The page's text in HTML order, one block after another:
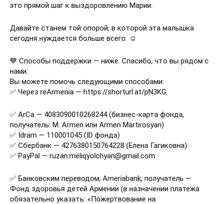
это прямой шаг к выздоровлению Марии.
Давайте станем той опорой, в которой эта малышка
сегодня нуждается больше всего. ☺
💙 Способы поддержки — ниже. Спасибо, что вы рядом с
нами.
Вы можете помочь следующими способами:
✅ Через reArmenia — https://shorturl.at/pN3KG
✅ ArCa — 4083090010268244 (бизнес-карта фонда,
получатель: M. Armen или Armen Martirosyan)
✅ Idram — 110001045 (ID фонда)
✅ Сбербанк — 4276380150764228 (Елена Гагиковна)
✅ PayPal — ruzan.meliqyolchyan@gmail.com
✅ Банковским переводом, Ameriabank, получатель —
Фонд здоровья детей Армении (в назначении платежа
обязательно указать: «Пожертвование на